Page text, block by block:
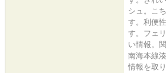
シュ。こ
す。利便
す。フェ
い情報。
南海本線
情報を取